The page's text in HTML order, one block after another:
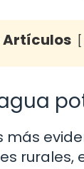
Artículos
más